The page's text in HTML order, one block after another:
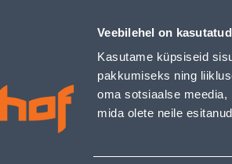
Veebilehel on
Kasutame küpsiseid
pakkumiseks ning
oma sotsiaalse meedia,
mida olete neile
- Bauhof has loaded
Äriklienditeenindus